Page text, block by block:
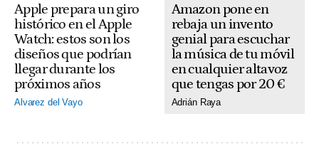
Apple prepara un giro
histórico en el Apple
Watch: estos son los
diseños que podrían
llegar durante los
próximos años
Alvarez del Vayo
Amazon pone en
rebaja un invento
genial para escuchar
la música de tu móvil
en cualquier altavoz
que tengas por 20 €
Adrián Raya